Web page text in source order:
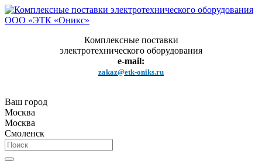
Комплексные поставки
электротехнического оборудования
e-mail:
zakaz@etk-oniks.ru
Ваш город
Москва
Москва
Смоленск